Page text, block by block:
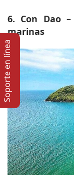
6. Con Dao
marinas
Soporte en lí­nea